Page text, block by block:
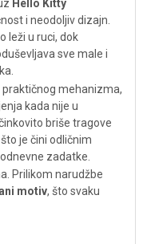
Hello Kitty
i neodoljiv dizajn.
leži u ruci, dok
sve male i
mehanizma,
kada nije u
briše tragove
je čini odličnim
zadatke.
Prilikom narudžbe
motiv, što svaku